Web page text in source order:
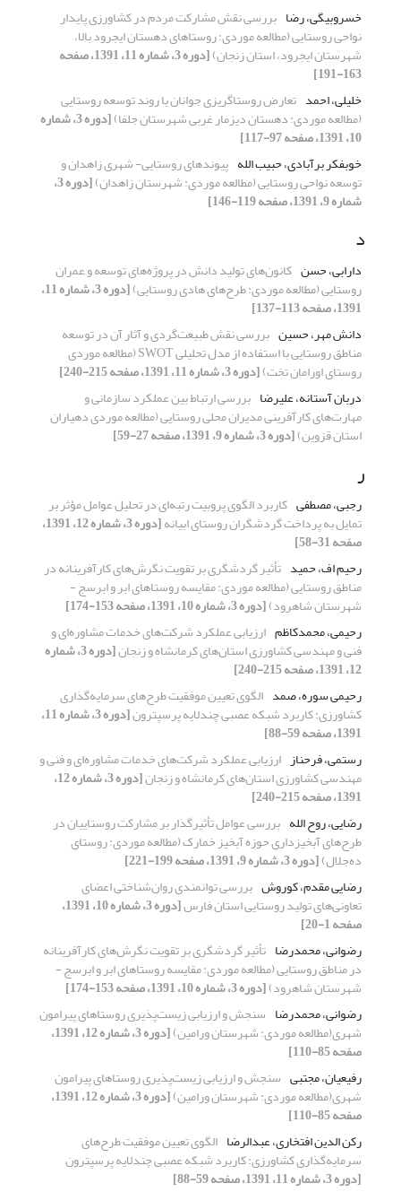
خسروبیگی، رضا بررسی نقش مشارکت مردم در کشاورزی پایدار
نواحی روستایی (مطالعه موردی: روستاهای دهستان ایجرود بالا،
شهرستان ایجرود، استان زنجان) [دوره 3، شماره 11، 1391، صفحه
163-191]
خلیلی، احمد تعارض روستاگریزی جوانان با روند توسعه روستایی
(مطالعه موردی: دهستان دیزمار غربی شهرستان جلفا) [دوره 3، شماره
10، 1391، صفحه 97-117]
خوبفکر برآبادی، حبیب الله پیوندهای روستایی- شهری زاهدان و
توسعه نواحی روستایی (مطالعه موردی: شهرستان زاهدان) [دوره 3،
شماره 9، 1391، صفحه 119-146]
د
دارابی، حسن کانون‌های تولید دانش در پروژه‌های توسعه و عمران
روستایی (مطالعه موردی: طرح‌های هادی روستایی) [دوره 3، شماره 11،
1391، صفحه 113-137]
دانش مهر، حسین بررسی نقش طبیعت‌گردی و آثار آن در توسعه
مناطق روستایی با استفاده از مدل تحلیلی SWOT (مطالعه موردی
روستای اورامان تخت)[دوره 3، شماره 11، 1391، صفحه 215-240]
دربان آستانه، علیرضا بررسی ارتباط بین عملکرد سازمانی و
مهارت‌های کارآفرینی مدیران محلی روستایی (مطالعه موردی دهیاران
استان قزوین)[دوره 3، شماره 9، 1391، صفحه 27-59]
ر
رجبی، مصطفی کاربرد الگوی پروبیت رتبه‌ای در تحلیل عوامل مؤثر بر
تمایل به پرداخت گردشگران روستای ابیانه [دوره 3، شماره 12، 1391،
صفحه 31-58]
رحیم اف، حمید تأثیر گردشگری بر تقویت نگرش‌های کارآفرینانه در
مناطق روستایی (مطالعه موردی: مقایسه روستاهای ابر و ابرسج -
شهرستان شاهرود)[دوره 3، شماره 10، 1391، صفحه 153-174]
رحیمی، محمدکاظم ارزیابی عملکرد شرکت‌های خدمات مشاوره‌ای و
فنی و مهندسی کشاورزی استان‌های کرمانشاه و زنجان [دوره 3، شماره
12، 1391، صفحه 215-240]
رحیمی سوره، صمد الگوی تعیین موفقیت طرح‌های سرمایه‌گذاری
کشاورزی: کاربرد شبکه عصبی چندلایه پرسپترون [دوره 3، شماره 11،
1391، صفحه 59-88]
رستمی، فرحناز ارزیابی عملکرد شرکت‌های خدمات مشاوره‌ای و فنی و
مهندسی کشاورزی استان‌های کرمانشاه و زنجان [دوره 3، شماره 12،
1391، صفحه 215-240]
رضایی، روح الله بررسی عوامل تأثیرگذار بر مشارکت روستاییان در
طرح‌های آبخیزداری حوزه آبخیز خمارک (مطالعه موردی: روستای
ده‌جلال)[دوره 3، شماره 9، 1391، صفحه 199-221]
رضایی مقدم، کوروش بررسی توانمندی روان‌شناختی اعضای
تعاونی‌های تولید روستایی استان فارس [دوره 3، شماره 10، 1391،
صفحه 1-20]
رضوانی، محمدرضا تأثیر گردشگری بر تقویت نگرش‌های کارآفرینانه
در مناطق روستایی (مطالعه موردی: مقایسه روستاهای ابر و ابرسج -
شهرستان شاهرود)[دوره 3، شماره 10، 1391، صفحه 153-174]
رضوانی، محمدرضا سنجش و ارزیابی زیست‌پذیری روستاهای پیرامون
شهری(مطالعه موردی: شهرستان ورامین) [دوره 3، شماره 12، 1391،
صفحه 85-110]
رفیعیان، مجتبی سنجش و ارزیابی زیست‌پذیری روستاهای پیرامون
شهری(مطالعه موردی: شهرستان ورامین) [دوره 3، شماره 12، 1391،
صفحه 85-110]
رکن الدین افتخاری، عبدالرضا الگوی تعیین موفقیت طرح‌های
سرمایه‌گذاری کشاورزی: کاربرد شبکه عصبی چندلایه پرسپترون
[دوره 3، شماره 11، 1391، صفحه 59-88]